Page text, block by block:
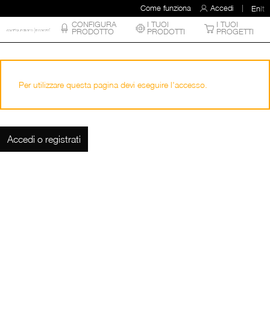
Come funziona Accedi EnIt
CONFIGURA
PRODOTTO
I TUOI
PRODOTTI
I TUOI
PROGETTI
Per utilizzare questa pagina devi eseguire l'accesso.
Accedi o registrati